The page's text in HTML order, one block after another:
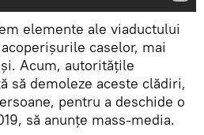
elemente ale viaductului
caselor, mai
Acum, autoritățile
să demoleze aceste clădiri,
pentru a deschide o
să anunțe mass-media.